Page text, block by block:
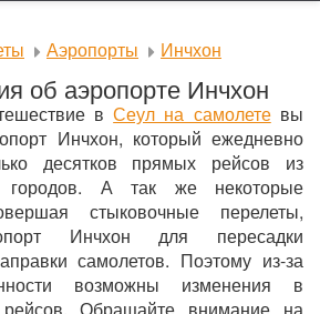
Аэропорты Инчхон
об аэропорте Инчхон
вСеул на самолетевы
Инчхон, который ежедневно
десятков прямых рейсов из
А так же некоторые
стыковочные перелеты,
Инчхон для пересадки
самолетов. Поэтому из-за
возможны изменения в
Обращайте внимание на